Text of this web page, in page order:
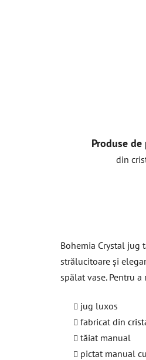
Produse de
din
Bohemia Crystal jug
strălucitoare și
spălat vase. Pentru
jug luxos
fabricat din
tăiat manual
pictat manual